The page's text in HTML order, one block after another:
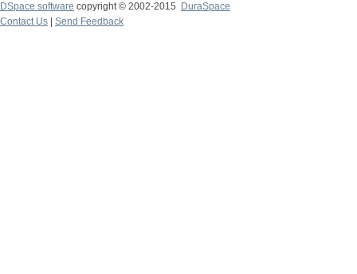
DSpace software copyright © 2002-2015
DuraSpace
Contact Us
Send Feedback